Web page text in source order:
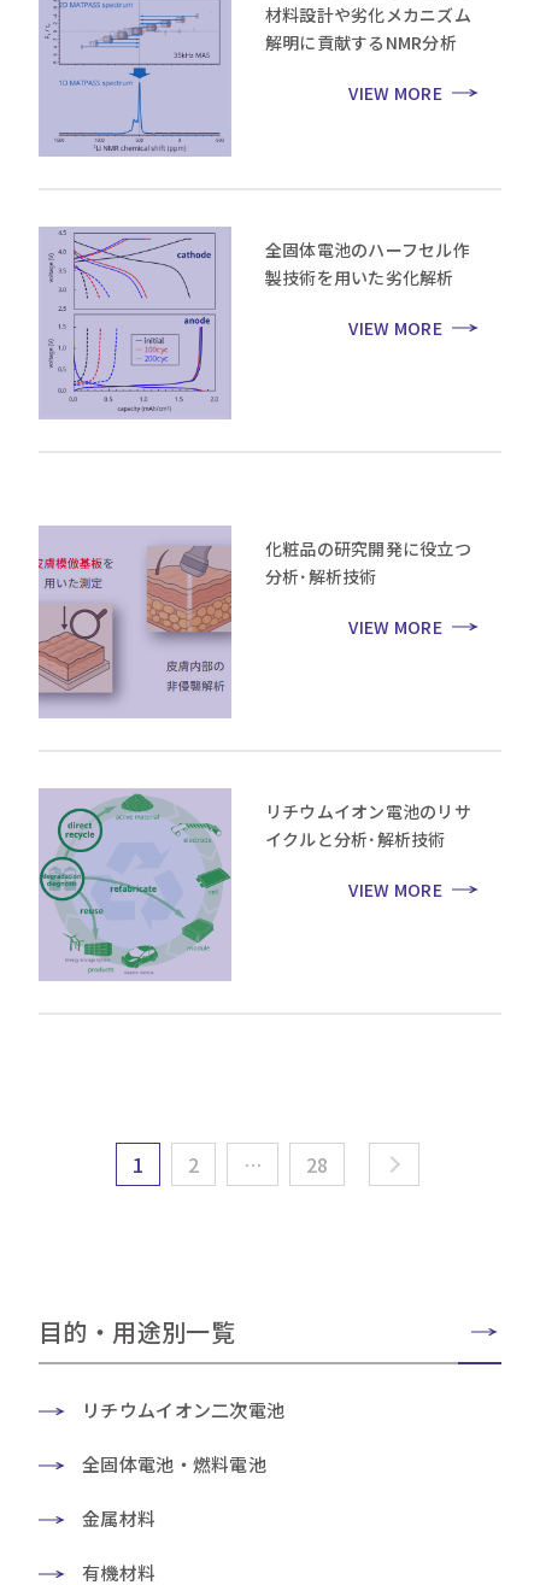
材料設計や劣化メカニズム
解明に貢献するNMR分析
VIEW MORE
全固体電池のハーフセル作
製技術を用いた劣化解析
VIEW MORE
化粧品の研究開発に役立つ
分析･解析技術
VIEW MORE
リチウムイオン電池のリサ
イクルと分析･解析技術
VIEW MORE
1 2 … 28
目的・用途別一覧
リチウムイオン二次電池
全固体電池・燃料電池
金属材料
有機材料